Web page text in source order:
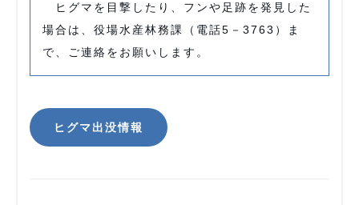
ヒグマを目撃したり、フンや足跡を発見した
場合は、役場水産林務課（電話5－3763）ま
で、ご連絡をお願いします。
ヒグマ出没情報